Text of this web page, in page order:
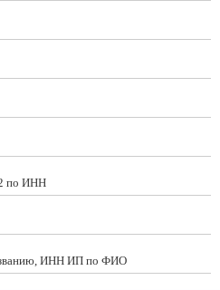
по ИНН
ИНН ИП по ФИО